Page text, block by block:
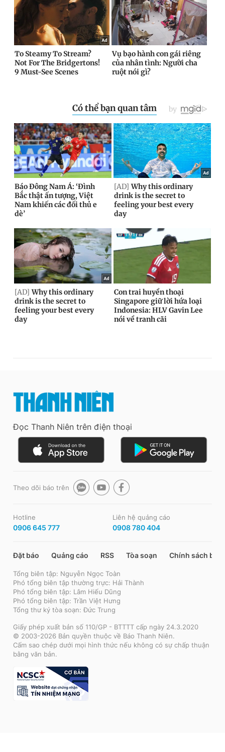
Đọc Thanh Niên trên điện thoại
Theo dõi báo trên
Hotline
0906 645 777
Liên hệ quảng cáo
0908 780 404
Đặt báo Quảng cáo RSS Tòa soạn Chính sách bảo
Tổng biên tập: Nguyễn Ngọc Toàn
Phó tổng biên tập thường trực: Hải Thành
Phó tổng biên tập: Lâm Hiếu Dũng
Phó tổng biên tập: Trần Việt Hưng
Tổng thư ký tòa soạn: Đức Trung
Giấy phép xuất bản số 110/GP - BTTTT cấp ngày 24.3.2020
© 2003-2026 Bản quyền thuộc về Báo Thanh Niên.
Cấm sao chép dưới mọi hình thức nếu không có sự chấp thuận
bằng văn bản.